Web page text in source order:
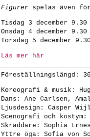
Figurer spelas även
Tisdag 3 december
Onsdag 4 december
Torsdag 5 december
Läs mer här
Föreställningslängd:
Koreografi & musik:
Dans: Ane Carlsen,
Ljusdesign: Casper
Scenografi och kostym:
Skräddare: Sophia
Yttre öga: Sofia von